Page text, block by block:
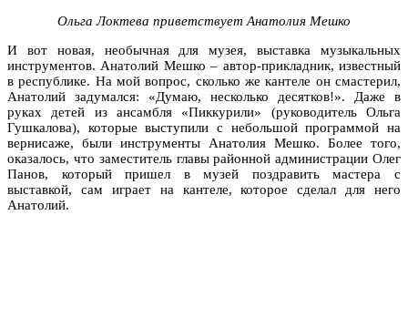
Ольга Локтева приветствует Анатолия Мешко
И вот новая, необычная для музея, выставка музыкальных
инструментов. Анатолий Мешко – автор-прикладник, известный
в республике. На мой вопрос, сколько же кантеле он смастерил,
Анатолий задумался: «Думаю, несколько десятков!». Даже в
руках детей из ансамбля «Пиккурили» (руководитель Ольга
Гушкалова), которые выступили с небольшой программой на
вернисаже, были инструменты Анатолия Мешко. Более того,
оказалось, что заместитель главы районной администрации Олег
Панов, который пришел в музей поздравить мастера с
выставкой, сам играет на кантеле, которое сделал для него
Анатолий.